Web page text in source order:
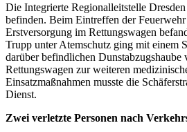
Die Integrierte Regionalleitstelle
befinden. Beim Eintreffen der
Erstversorgung im Rettungswagen
Trupp unter Atemschutz ging mit einem
darüber befindlichen
Rettungswagen zur weiteren
Einsatzmaßnahmen musste die
Dienst.
Zwei verletzte Personen nach